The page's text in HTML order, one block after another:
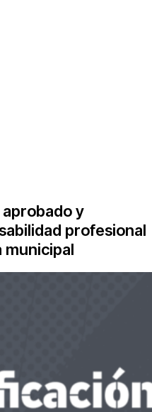
y
profesional
municipal